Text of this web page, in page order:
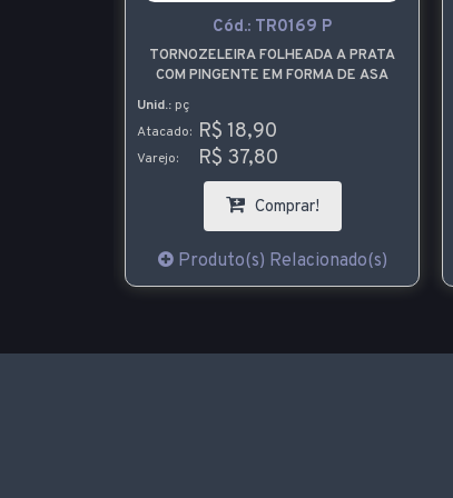
Cód.: TR0169 P
TORNOZELEIRA FOLHEADA A PRATA
COM PINGENTE EM FORMA DE ASA
Unid.: pç
Atacado: R$ 18,90
Varejo: R$ 37,80
Comprar!
Produto(s) Relacionado(s)